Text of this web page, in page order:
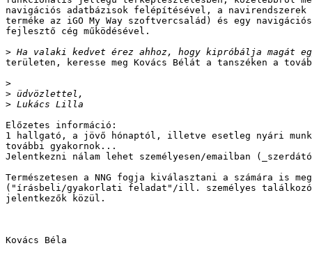
navigációs adatbázisok felépítésével, a
terméke az iGO My Way szoftvercsalád) és egy
fejlesztő cég működésével.
>
területen, keresse meg Kovács Bélát a tanszéken a
>
>
>
Előzetes információ:
1 hallgató, a jövő hónaptól, illetve esetleg nyári
további gyakornok...
Jelentkezni nálam lehet személyesen/emailban
Természetesen a NNG fogja kiválasztani a számára is
("írásbeli/gyakorlati feladat"/ill. személyes
jelentkezők közül.
Kovács Béla